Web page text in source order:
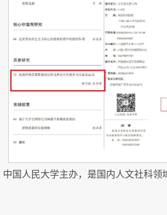
国人民大学主办，是国内人文社科